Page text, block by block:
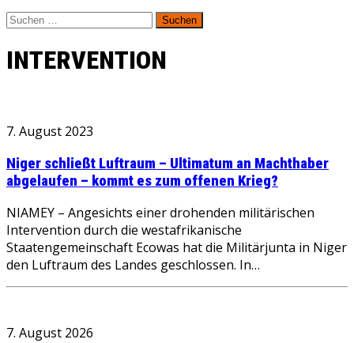
Suchen
nach:
INTERVENTION
7. August 2023
Niger schließt Luftraum – Ultimatum an Machthaber
abgelaufen – kommt es zum offenen Krieg?
NIAMEY – Angesichts einer drohenden militärischen
Intervention durch die westafrikanische
Staatengemeinschaft Ecowas hat die Militärjunta in Niger
den Luftraum des Landes geschlossen. In…
7. August 2026